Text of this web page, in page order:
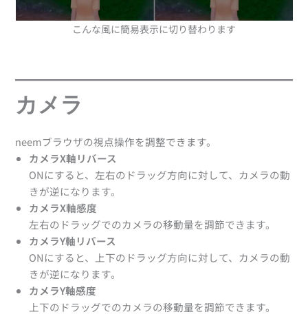
こんな風に簡易表示に切り替わります
カメラ
neemブラウザの視点操作を調整できます。
カメラX軸リバース
ONにすると、左右のドラッグ方向に対して、カメラの動
きが逆になります。
カメラX軸感度
左右のドラッグでのカメラの移動量を調節できます。
カメラY軸リバース
ONにすると、上下のドラッグ方向に対して、カメラの動
きが逆になります。
カメラY軸感度
上下のドラッグでのカメラの移動量を調節できます。